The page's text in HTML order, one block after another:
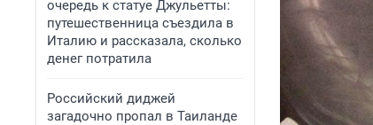
очередь к статуе Джульетты:
путешественница съездила в
Италию и рассказала, сколько
денег потратила
Российский диджей
загадочно пропал в Таиланде